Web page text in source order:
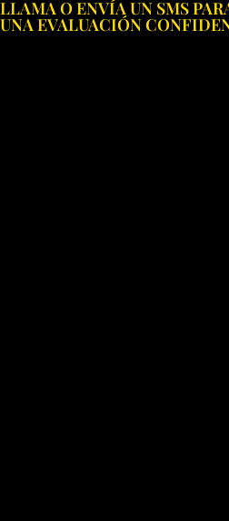
Ir
al
LLAMA O ENVÍA UN SMS
UNA EVALUACIÓN